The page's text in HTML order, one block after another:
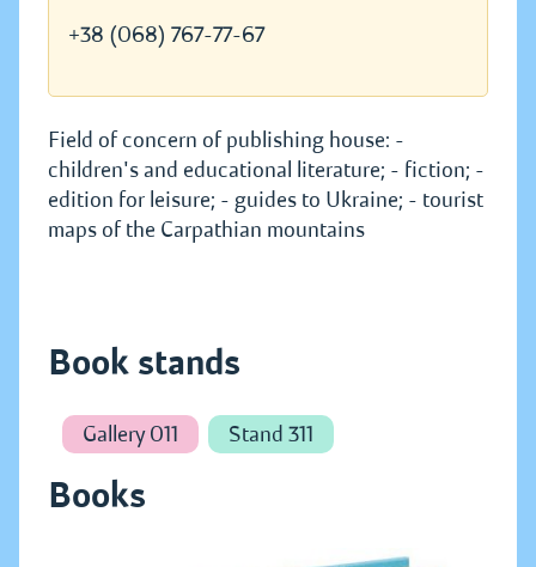
+38 (068) 767-77-67
Field of concern of publishing house: -
children's and educational literature; - fiction; -
edition for leisure; - guides to Ukraine; - tourist
maps of the Carpathian mountains
Book stands
Gallery 011 Stand 311
Books